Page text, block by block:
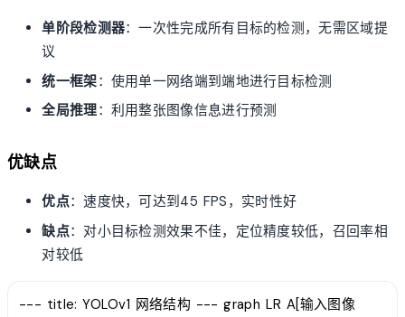
单阶段检测器：一次性完成所有目标的检测，无需区域提
议
统一框架：使用单一网络端到端地进行目标检测
全局推理：利用整张图像信息进行预测
优缺点
优点：速度快，可达到45 FPS，实时性好
缺点：对小目标检测效果不佳，定位精度较低，召回率相
对较低
--- title: YOLOv1 网络结构 --- graph LR A[输入图像